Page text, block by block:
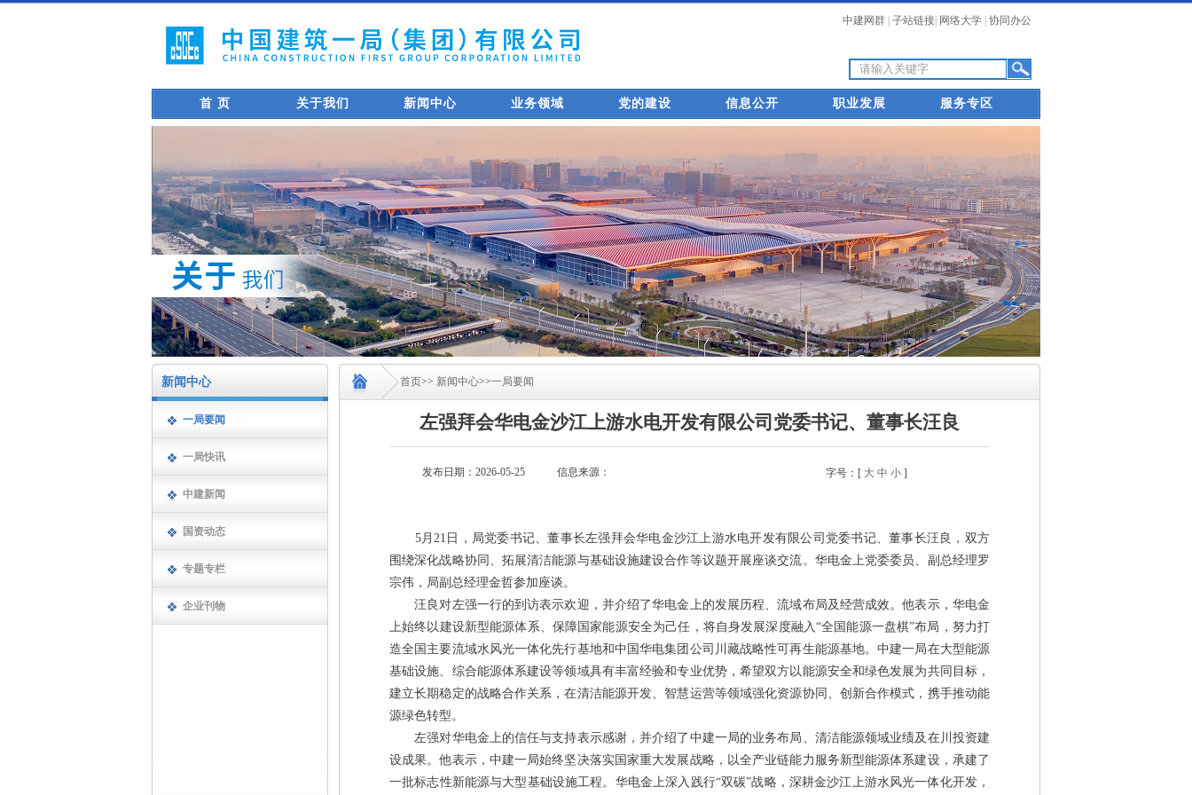
中建网群 子站链接 网络大学 协同办公
首 页 关于我们 新闻中心 业务领域 党的建设 信息公开 职业发展 服务专区
新闻中心
一局要闻
一局快讯
中建新闻
国资动态
专题专栏
企业刊物
首页>> 新闻中心>>一局要闻
左强拜会华电金沙江上游水电开发有限公司党委书记、董事长汪良
发布日期：2026-05-25 信息来源： 字号：[ 大 中 小 ]
5月21日，局党委书记、董事长左强拜会华电金沙江上游水电开发有限公司党委书记、董事长汪良，双方
围绕深化战略协同、拓展清洁能源与基础设施建设合作等议题开展座谈交流。华电金上党委委员、副总经理罗
宗伟，局副总经理金哲参加座谈。
汪良对左强一行的到访表示欢迎，并介绍了华电金上的发展历程、流域布局及经营成效。他表示，华电金
上始终以建设新型能源体系、保障国家能源安全为己任，将自身发展深度融入“全国能源一盘棋”布局，努力打
造全国主要流域水风光一体化先行基地和中国华电集团公司川藏战略性可再生能源基地。中建一局在大型能源
基础设施、综合能源体系建设等领域具有丰富经验和专业优势，希望双方以能源安全和绿色发展为共同目标，
建立长期稳定的战略合作关系，在清洁能源开发、智慧运营等领域强化资源协同、创新合作模式，携手推动能
源绿色转型。
左强对华电金上的信任与支持表示感谢，并介绍了中建一局的业务布局、清洁能源领域业绩及在川投资建
设成果。他表示，中建一局始终坚决落实国家重大发展战略，以全产业链能力服务新型能源体系建设，承建了
一批标志性新能源与大型基础设施工程。华电金上深入践行“双碳”战略，深耕金沙江上游水风光一体化开发，